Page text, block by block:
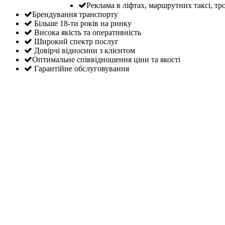
Реклама в ліфтах, маршрутних таксі,
Брендування транспорту
Більше 18-ти років на ринку
Висока якість та оперативність
Широкий спектр послуг
Довірчі відносини з клієнтом
Оптимальне співвідношення ціни та якості
Гарантійне обслуговування